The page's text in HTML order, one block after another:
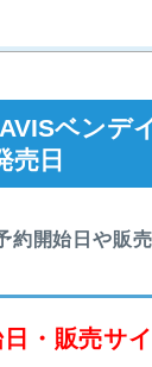
ベンデ
売日
約開始日や販
日・販売サイ